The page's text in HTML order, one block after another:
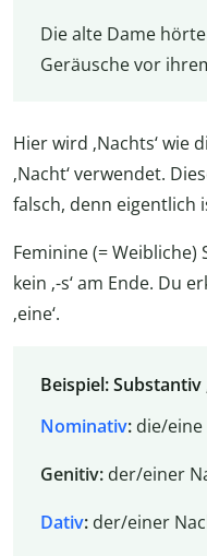
Die alte Dame hörte
Geräusche vor
Hier wird ‚Nachts‘ wie
‚Nacht‘ verwendet.
falsch, denn eigentlich
Feminine (=
kein ‚-s‘ am Ende. Du
‚eine‘.
Beispiel: Substantiv
Nominativ: die/
Genitiv:der/einer
Dativ: der/einer